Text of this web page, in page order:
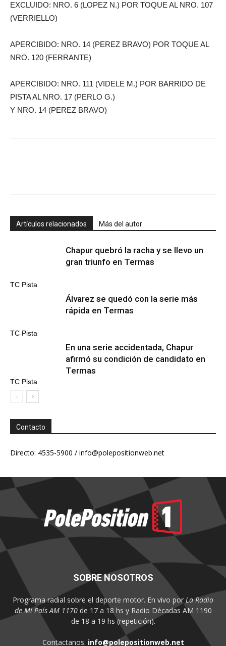
EXCLUIDO: NRO. 6 (LOPEZ N.) POR TOQUE AL NRO. 107
(VERRIELLO)
APERCIBIDO: NRO. 14 (PEREZ BRAVO) POR TOQUE AL
NRO. 120 (FERRANTE)
APERCIBIDO: NRO. 111 (VIDELE M.) POR BARRIDO DE
PISTA AL NRO. 17 (PERLO G.)
Y NRO. 14 (PEREZ BRAVO)
Artículos relacionados Más del autor
TC Pista
Chapur quebró la racha y se llevo un
gran triunfo en Termas
TC Pista
Álvarez se quedó con la serie más
rápida en Termas
TC Pista
En una serie accidentada, Chapur
afirmó su condición de candidato en
Termas
Contacto
Directo: 4535-5900 / info@polepositionweb.net
SOBRE NOSOTROS
Programa radial sobre el deporte motor. En vivo por La Radio
de Mi País AM 1170de 17 a 18 hs y Radio Décadas AM 1190
de 18 a 19 hs (repetición).
Contactanos: info@polepositionweb.net